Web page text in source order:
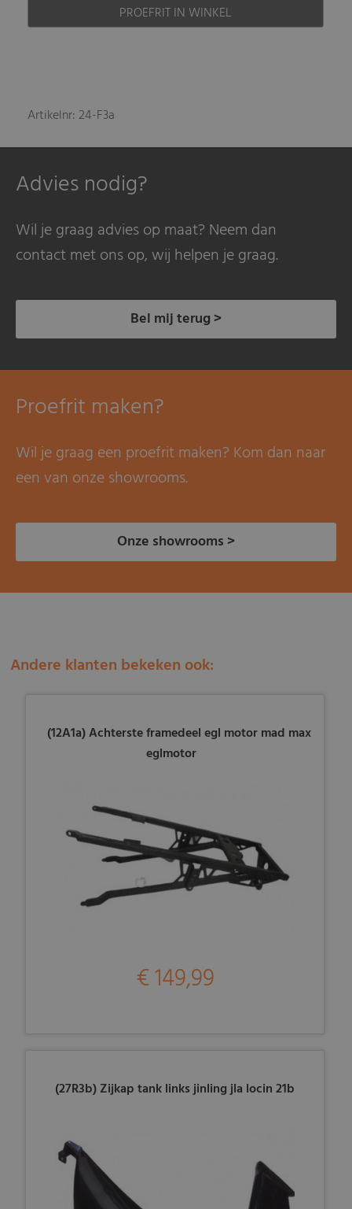
PROEFRIT IN WINKEL
Artikelnr: 24-F3a
Advies nodig?
Wil je graag advies op maat? Neem dan
contact met ons op, wij helpen je graag.
Bel mij terug >
Proefrit maken?
Wil je graag een proefrit maken? Kom dan naar
een van onze showrooms.
Onze showrooms >
Andere klanten bekeken ook:
(12A1a) Achterste framedeel egl motor mad max
eglmotor
€ 149,99
(27R3b) Zijkap tank links jinling jla locin 21b